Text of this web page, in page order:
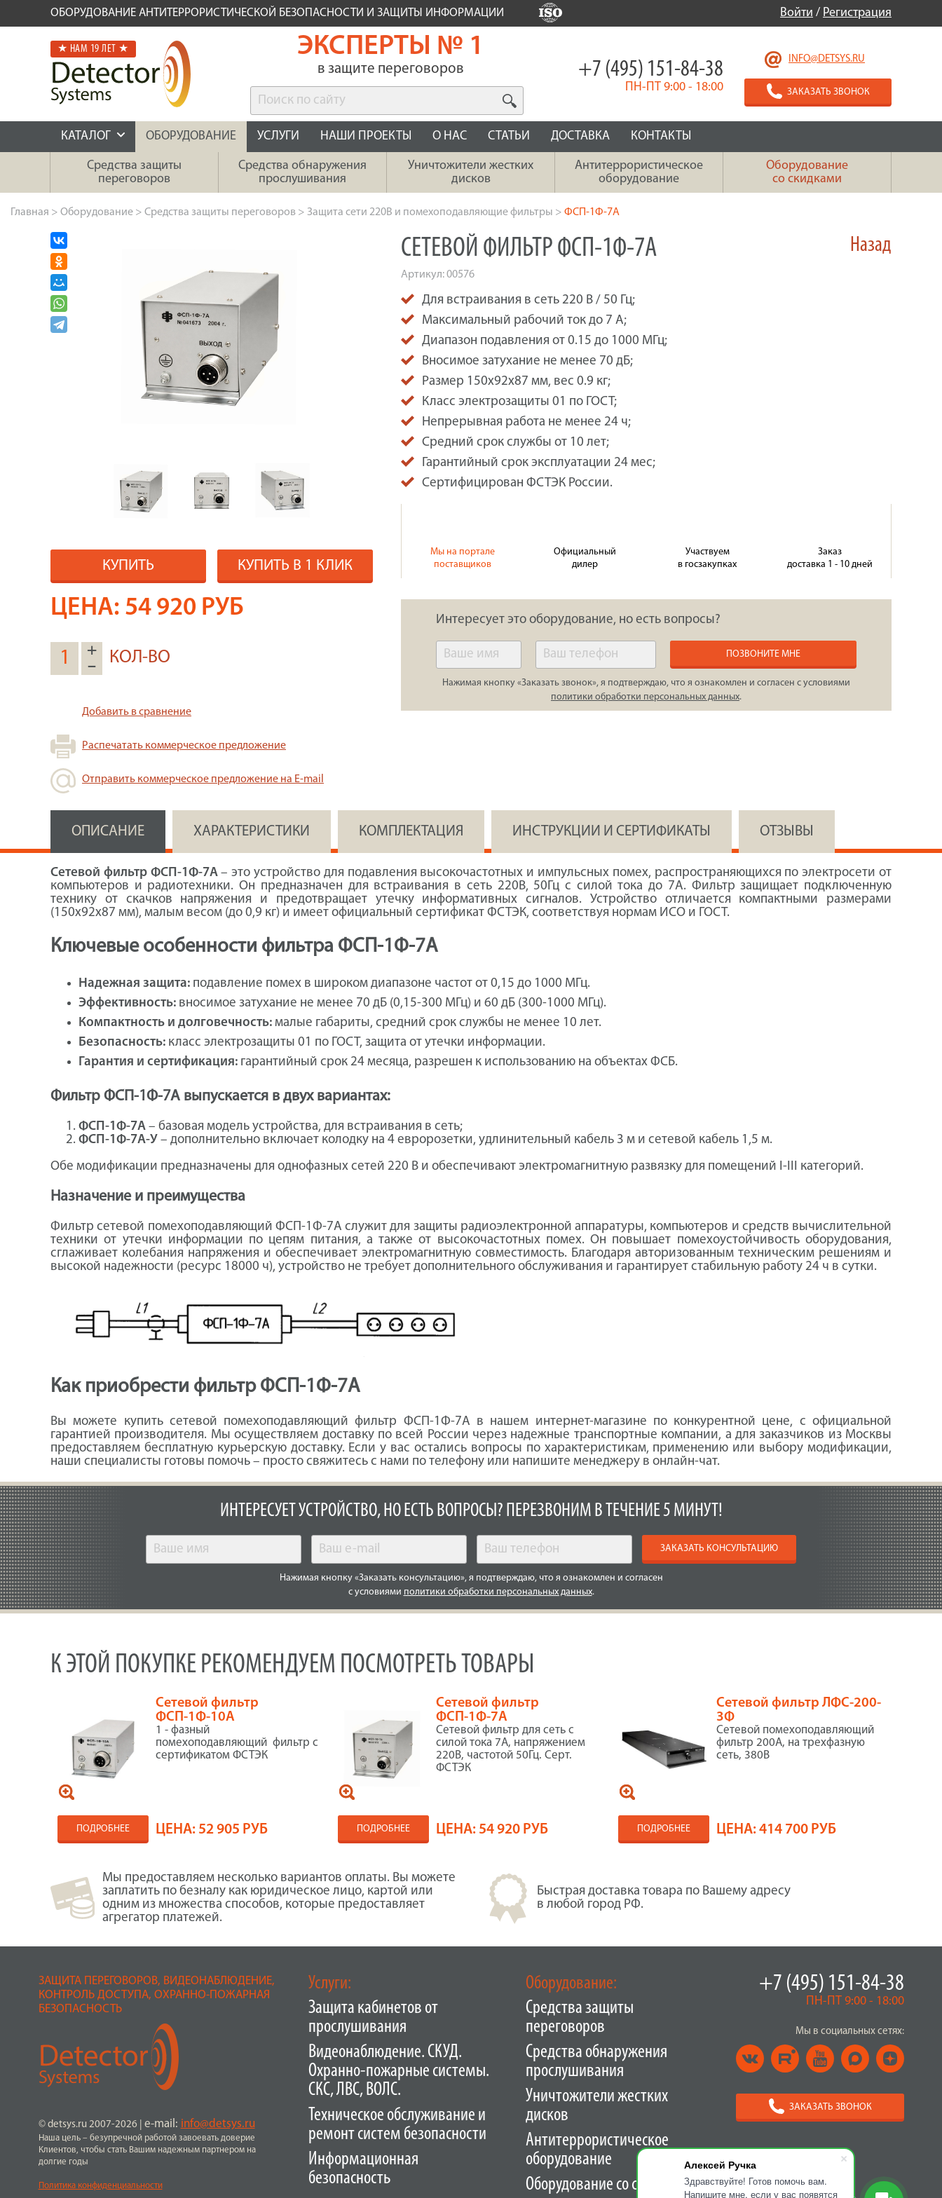
Алексей Ручка
Здравствуйте! Готов помочь вам.
Напишите мне, если у вас появятся
ОБОРУДОВАНИЕ АНТИТЕРРОРИСТИЧЕСКОЙ БЕЗОПАСНОСТИ И ЗАЩИТЫ ИНФОРМАЦИИ Войти / Регистрация
★ НАМ 19 ЛЕТ ★ ЭКСПЕРТЫ № 1
в защите переговоров
INFO@DETSYS.RU
ЗАКАЗАТЬ ЗВОНОК
+7 (495) 151-84-38
ПН-ПТ 9:00 - 18:00
КАТАЛОГ ОБОРУДОВАНИЕ УСЛУГИ НАШИ ПРОЕКТЫ О НАС СТАТЬИ ДОСТАВКА КОНТАКТЫ
Средства защиты
переговоров
Средства обнаружения
прослушивания
Уничтожители жестких
дисков
Антитеррористическое
оборудование
Оборудование
со скидками
Главная > Оборудование > Средства защиты переговоров > Защита сети 220В и помехоподавляющие фильтры > ФСП-1Ф-7А
Назад
КУПИТЬ КУПИТЬ В 1 КЛИК
ЦЕНА: 54 920 РУБ
+
–
КОЛ-ВО
Добавить в сравнение
Распечатать коммерческое предложение
Отправить коммерческое предложение на E-mail
СЕТЕВОЙ ФИЛЬТР ФСП-1Ф-7А
Артикул:00576
Для встраивания в сеть 220 В / 50 Гц;
Максимальный рабочий ток до 7 А;
Диапазон подавления от 0.15 до 1000 МГц;
Вносимое затухание не менее 70 дБ;
Размер 150x92x87 мм, вес 0.9 кг;
Класс электрозащиты 01 по ГОСТ;
Непрерывная работа не менее 24 ч;
Средний срок службы от 10 лет;
Гарантийный срок эксплуатации 24 мес;
Сертифицирован ФСТЭК России.
Мы на портале
поставщиков
Официальный
дилер
Участвуем
в госзакупках
Заказ
доставка 1 - 10 дней
Интересует это оборудование, но есть вопросы?
ПОЗВОНИТЕ МНЕ
Нажимая кнопку «Заказать звонок», я подтверждаю, что я ознакомлен и согласен с условиями
политики обработки персональных данных.
ОПИСАНИЕ ХАРАКТЕРИСТИКИ КОМПЛЕКТАЦИЯ ИНСТРУКЦИИ И СЕРТИФИКАТЫ ОТЗЫВЫ
Сетевой фильтр ФСП-1Ф-7А– это устройство для подавления высокочастотных и импульсных помех, распространяющихся по электросети от
компьютеров и радиотехники. Он предназначен для встраивания в сеть 220В, 50Гц с силой тока до 7А. Фильтр защищает подключенную
технику от скачков напряжения и предотвращает утечку информативных сигналов. Устройство отличается компактными размерами
(150х92х87 мм), малым весом (до 0,9 кг) и имеет официальный сертификат ФСТЭК, соответствуя нормам ИСО и ГОСТ.
Ключевые особенности фильтра ФСП-1Ф-7А
Надежная защита: подавление помех в широком диапазоне частот от 0,15 до 1000 МГц.
Эффективность: вносимое затухание не менее 70 дБ (0,15-300 МГц) и 60 дБ (300-1000 МГц).
Компактность и долговечность: малые габариты, средний срок службы не менее 10 лет.
Безопасность: класс электрозащиты 01 по ГОСТ, защита от утечки информации.
Гарантия и сертификация: гарантийный срок 24 месяца, разрешен к использованию на объектах ФСБ.
Фильтр ФСП-1Ф-7А выпускается в двух вариантах:
ФСП-1Ф-7А – базовая модель устройства, для встраивания в сеть;
ФСП-1Ф-7А-У – дополнительно включает колодку на 4 евророзетки, удлинительный кабель 3 м и сетевой кабель 1,5 м.
Обе модификации предназначены для однофазных сетей 220 В и обеспечивают электромагнитную развязку для помещений I-III категорий.
Назначение и преимущества
Фильтр сетевой помехоподавляющий ФСП-1Ф-7А служит для защиты радиоэлектронной аппаратуры, компьютеров и средств вычислительной
техники от утечки информации по цепям питания, а также от высокочастотных помех. Он повышает помехоустойчивость оборудования,
сглаживает колебания напряжения и обеспечивает электромагнитную совместимость. Благодаря авторизованным техническим решениям и
высокой надежности (ресурс 18000 ч), устройство не требует дополнительного обслуживания и гарантирует стабильную работу 24 ч в сутки.
Как приобрести фильтр ФСП-1Ф-7А
Вы можете купить сетевой помехоподавляющий фильтр ФСП-1Ф-7А в нашем интернет-магазине по конкурентной цене, с официальной
гарантией производителя. Мы осуществляем доставку по всей России через надежные транспортные компании, а для заказчиков из Москвы
предоставляем бесплатную курьерскую доставку. Если у вас остались вопросы по характеристикам, применению или выбору модификации,
наши специалисты готовы помочь – просто свяжитесь с нами по телефону или напишите менеджеру в онлайн-чат.
ИНТЕРЕСУЕТ УСТРОЙСТВО, НО ЕСТЬ ВОПРОСЫ? ПЕРЕЗВОНИМ В ТЕЧЕНИЕ 5 МИНУТ!
ЗАКАЗАТЬ КОНСУЛЬТАЦИЮ
Нажимая кнопку «Заказать консультацию», я подтверждаю, что я ознакомлен и согласен
с условиями политики обработки персональных данных.
К ЭТОЙ ПОКУПКЕ РЕКОМЕНДУЕМ ПОСМОТРЕТЬ ТОВАРЫ
Сетевой фильтр
ФСП-1Ф-10А
1 - фазный
помехоподавляющий фильтр с
сертификатом ФСТЭК
ПОДРОБНЕЕ ЦЕНА: 52 905 РУБ
Сетевой фильтр
ФСП-1Ф-7А
Сетевой фильтр для сеть с
силой тока 7А, напряжением
220В, частотой 50Гц. Серт.
ФСТЭК
ПОДРОБНЕЕ ЦЕНА: 54 920 РУБ
Сетевой фильтр ЛФС-200-
3Ф
Сетевой помехоподавляющий
фильтр 200А, на трехфазную
сеть, 380В
ПОДРОБНЕЕ ЦЕНА:414 700 РУБ
Мы предоставляем несколько вариантов оплаты. Вы можете
заплатить по безналу как юридическое лицо, картой или
одним из множества способов, которые предоставляет
агрегатор платежей.
Быстрая доставка товара по Вашему адресу
в любой город РФ.
ЗАЩИТА ПЕРЕГОВОРОВ, ВИДЕОНАБЛЮДЕНИЕ,
КОНТРОЛЬ ДОСТУПА, ОХРАННО-ПОЖАРНАЯ
БЕЗОПАСНОСТЬ
© detsys.ru 2007-2026 e-mail: info@detsys.ru
Наша цель – безупречной работой завоевать доверие
Клиентов, чтобы стать Вашим надежным партнером на
долгие годы
Политика конфиденциальности
Услуги:
Защита кабинетов от
прослушивания
Видеонаблюдение. СКУД.
Охранно-пожарные системы.
СКС, ЛВС, ВОЛС.
Техническое обслуживание и
ремонт систем безопасности
Информационная
безопасность
+7 (495) 151-84-38
ПН-ПТ 9:00 - 18:00
Мы в социальных сетях:
ЗАКАЗАТЬ ЗВОНОК
Оборудование:
Средства защиты
переговоров
Средства обнаружения
прослушивания
Уничтожители жестких
дисков
Антитеррористическое
оборудование
Оборудование со скидками